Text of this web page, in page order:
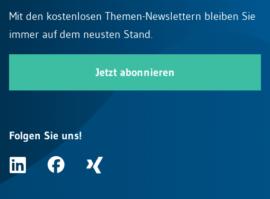
Mit den kostenlosen Themen-Newslettern bleiben Sie
immer auf dem neusten Stand.
Jetzt abonnieren
Folgen Sie uns!